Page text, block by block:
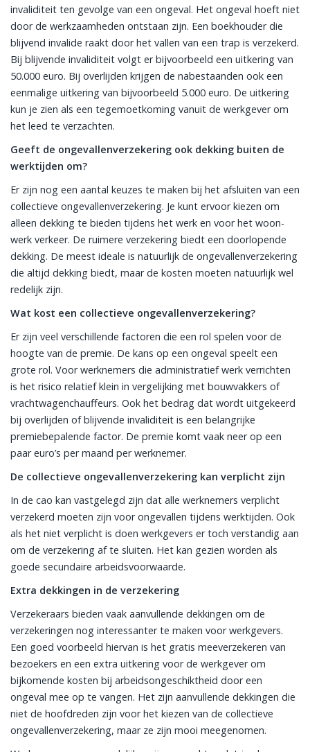
invaliditeit ten gevolge van een ongeval. Het ongeval hoeft niet
door de werkzaamheden ontstaan zijn. Een boekhouder die
blijvend invalide raakt door het vallen van een trap is verzekerd.
Bij blijvende invaliditeit volgt er bijvoorbeeld een uitkering van
50.000 euro. Bij overlijden krijgen de nabestaanden ook een
eenmalige uitkering van bijvoorbeeld 5.000 euro. De uitkering
kun je zien als een tegemoetkoming vanuit de werkgever om
het leed te verzachten.
Geeft de ongevallenverzekering ook dekking buiten de
werktijden om?
Er zijn nog een aantal keuzes te maken bij het afsluiten van een
collectieve ongevallenverzekering. Je kunt ervoor kiezen om
alleen dekking te bieden tijdens het werk en voor het woon-
werk verkeer. De ruimere verzekering biedt een doorlopende
dekking. De meest ideale is natuurlijk de ongevallenverzekering
die altijd dekking biedt, maar de kosten moeten natuurlijk wel
redelijk zijn.
Wat kost een collectieve ongevallenverzekering?
Er zijn veel verschillende factoren die een rol spelen voor de
hoogte van de premie. De kans op een ongeval speelt een
grote rol. Voor werknemers die administratief werk verrichten
is het risico relatief klein in vergelijking met bouwvakkers of
vrachtwagenchauffeurs. Ook het bedrag dat wordt uitgekeerd
bij overlijden of blijvende invaliditeit is een belangrijke
premiebepalende factor. De premie komt vaak neer op een
paar euro’s per maand per werknemer.
De collectieve ongevallenverzekering kan verplicht zijn
In de cao kan vastgelegd zijn dat alle werknemers verplicht
verzekerd moeten zijn voor ongevallen tijdens werktijden. Ook
als het niet verplicht is doen werkgevers er toch verstandig aan
om de verzekering af te sluiten. Het kan gezien worden als
goede secundaire arbeidsvoorwaarde.
Extra dekkingen in de verzekering
Verzekeraars bieden vaak aanvullende dekkingen om de
verzekeringen nog interessanter te maken voor werkgevers.
Een goed voorbeeld hiervan is het gratis meeverzekeren van
bezoekers en een extra uitkering voor de werkgever om
bijkomende kosten bij arbeidsongeschiktheid door een
ongeval mee op te vangen. Het zijn aanvullende dekkingen die
niet de hoofdreden zijn voor het kiezen van de collectieve
ongevallenverzekering, maar ze zijn mooi meegenomen.